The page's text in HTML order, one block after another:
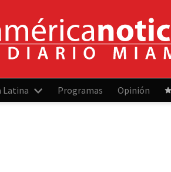
Latina Programas Opinión